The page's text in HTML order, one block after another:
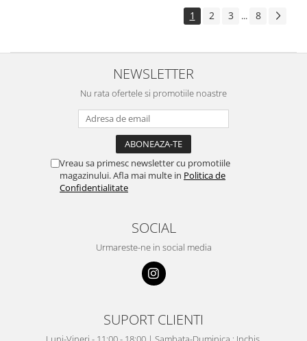
1 2 3 ... 8
NEWSLETTER
Nu rata ofertele si promotiile noastre
Vreau sa primesc newsletter cu promotiile
magazinului. Afla mai multe in Politica de
Confidentialitate
SOCIAL
Urmareste-ne in social media
SUPORT CLIENTI